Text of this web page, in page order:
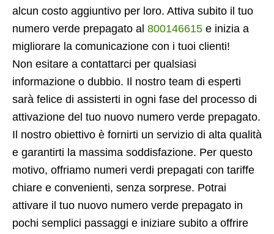
alcun costo aggiuntivo per loro. Attiva subito il tuo
numero verde prepagato al 800146615 e inizia a
migliorare la comunicazione con i tuoi clienti!
Non esitare a contattarci per qualsiasi
informazione o dubbio. Il nostro team di esperti
sarà felice di assisterti in ogni fase del processo di
attivazione del tuo nuovo numero verde prepagato.
Il nostro obiettivo è fornirti un servizio di alta qualità
e garantirti la massima soddisfazione. Per questo
motivo, offriamo numeri verdi prepagati con tariffe
chiare e convenienti, senza sorprese. Potrai
attivare il tuo nuovo numero verde prepagato in
pochi semplici passaggi e iniziare subito a offrire